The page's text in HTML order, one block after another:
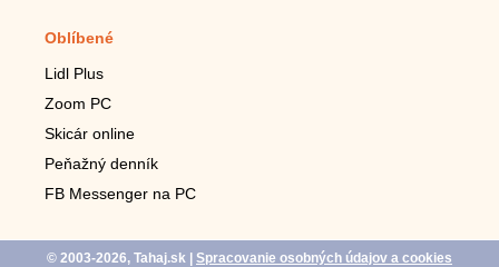
Oblíbené
Lidl Plus
Zoom PC
Skicár online
Peňažný denník
FB Messenger na PC
© 2003-2026, Tahaj.sk Spracovanie osobných údajov a cookies